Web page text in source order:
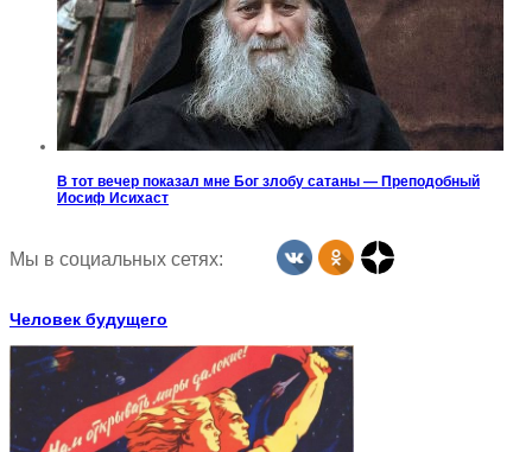
В тот вечер показал мне Бог злобу сатаны — Преподобный
Иосиф Исихаст
Мы в социальных сетях:
Человек будущего